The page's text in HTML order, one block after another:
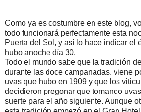
Como ya es costumbre en este blog,
todo funcionará perfectamente esta
Puerta del Sol, y así lo hace indicar el
hubo anoche día 30.
Todo el mundo sabe que la tradición
durante las doce campanadas, viene
uvas que hubo en 1909 y que los
decidieron pregonar que tomando
suerte para el año siguiente. Aunque